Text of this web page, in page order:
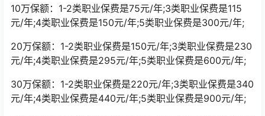
10万保额：1-2类职业保费是75元/年;3类职业保费是115
元/年;4类职业保费是150元/年;5类职业保费是300元/年;
20万保额：1-2类职业保费是150元/年;3类职业保费是230
元/年;4类职业保费是295元/年;5类职业保费是600元/年;
30万保额：1-2类职业保费是220元/年;3类职业保费是340
元/年;4类职业保费是440元/年;5类职业保费是900元/年;